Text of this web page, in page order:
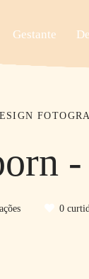
Gestante
0